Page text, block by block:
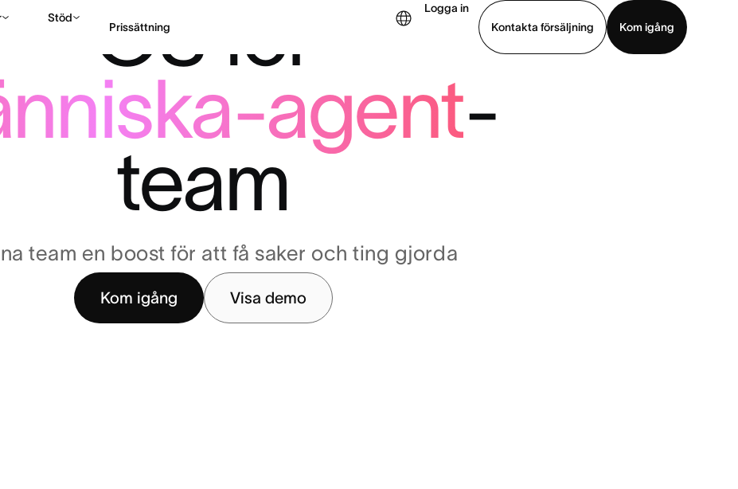
Stöd
Prissättning
Logga in
Kontakta försäljning
Kom igång
Kontakta försäljning Visa demo
OS för
agent-
team
team en boost för att få saker och ting gjorda
Kom igång Visa demo